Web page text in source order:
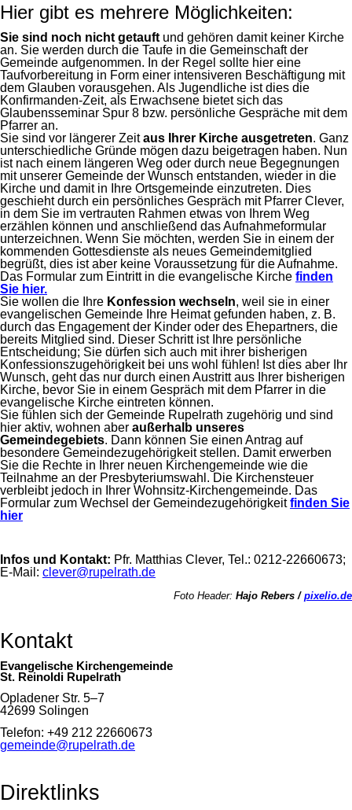
Hier gibt es mehrere Möglichkeiten:
Sie sind noch nicht getauft und gehören damit keiner Kirche
an. Sie werden durch die Taufe in die Gemeinschaft der
Gemeinde aufgenommen. In der Regel sollte hier eine
Taufvorbereitung in Form einer intensiveren Beschäftigung mit
dem Glauben vorausgehen. Als Jugendliche ist dies die
Konfirmanden-Zeit, als Erwachsene bietet sich das
Glaubensseminar Spur 8 bzw. persönliche Gespräche mit dem
Pfarrer an.
Sie sind vor längerer Zeitaus Ihrer Kirche ausgetreten. Ganz
unterschiedliche Gründe mögen dazu beigetragen haben. Nun
ist nach einem längeren Weg oder durch neue Begegnungen
mit unserer Gemeinde der Wunsch entstanden, wieder in die
Kirche und damit in Ihre Ortsgemeinde einzutreten. Dies
geschieht durch ein persönliches Gespräch mit Pfarrer Clever,
in dem Sie im vertrauten Rahmen etwas von Ihrem Weg
erzählen können und anschließend das Aufnahmeformular
unterzeichnen. Wenn Sie möchten, werden Sie in einem der
kommenden Gottesdienste als neues Gemeindemitglied
begrüßt, dies ist aber keine Voraussetzung für die Aufnahme.
Das Formular zum Eintritt in die evangelische Kirche finden
Sie hier.
Sie wollen die Ihre Konfession wechseln, weil sie in einer
evangelischen Gemeinde Ihre Heimat gefunden haben, z. B.
durch das Engagement der Kinder oder des Ehepartners, die
bereits Mitglied sind. Dieser Schritt ist Ihre persönliche
Entscheidung; Sie dürfen sich auch mit ihrer bisherigen
Konfessionszugehörigkeit bei uns wohl fühlen! Ist dies aber Ihr
Wunsch, geht das nur durch einen Austritt aus Ihrer bisherigen
Kirche, bevor Sie in einem Gespräch mit dem Pfarrer in die
evangelische Kirche eintreten können.
Sie fühlen sich der Gemeinde Rupelrath zugehörig und sind
hier aktiv, wohnen aber außerhalb unseres
Gemeindegebiets. Dann können Sie einen Antrag auf
besondere Gemeindezugehörigkeit stellen. Damit erwerben
Sie die Rechte in Ihrer neuen Kirchengemeinde wie die
Teilnahme an der Presbyteriumswahl. Die Kirchensteuer
verbleibt jedoch in Ihrer Wohnsitz-Kirchengemeinde. Das
Formular zum Wechsel der Gemeindezugehörigkeitfinden Sie
hier
Infos und Kontakt: Pfr. Matthias Clever, Tel.: 0212-22660673;
E-Mail: clever@rupelrath.de
Foto Header: Hajo Rebers / pixelio.de
Kontakt
Evangelische Kirchengemeinde
St. Reinoldi Rupelrath
Opladener Str. 5–7
42699 Solingen
Telefon: +49 212 22660673
gemeinde@rupelrath.de
Direktlinks